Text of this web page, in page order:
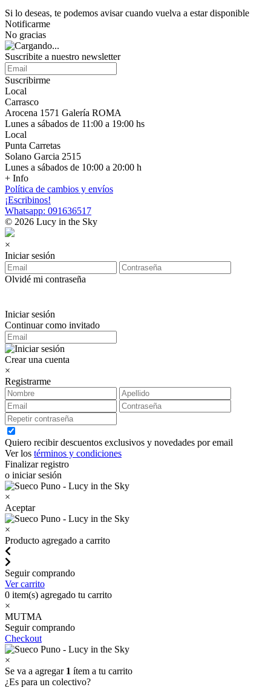
Si lo deseas, te podemos avisar cuando vuelva a estar disponible
Notificarme
No gracias
Suscribite a nuestro newsletter
Suscribirme
Local
Carrasco
Arocena 1571 Galería ROMA
Lunes a sábados de 11:00 a 19:00 hs
Local
Punta Carretas
Solano Garcia 2515
Lunes a sábados de 10:00 a 20:00 h
+ Info
Política de cambios y envíos
¡Escribinos!
Whatsapp: 091636517
© 2026 Lucy in the Sky
×
Iniciar sesión
Olvidé mi contraseña
Iniciar sesión
Continuar como invitado
Crear una cuenta
×
Registrarme
Quiero recibir descuentos exclusivos y novedades por email
Ver los términos y condiciones
Finalizar registro
o iniciar sesión
×
Aceptar
×
Producto agregado a carrito
Seguir comprando
Ver carrito
0 item(s) agregado tu carrito
×
MUTMA
Seguir comprando
Checkout
×
Se va a agregar 1 ítem a tu carrito
¿Es para un colectivo?